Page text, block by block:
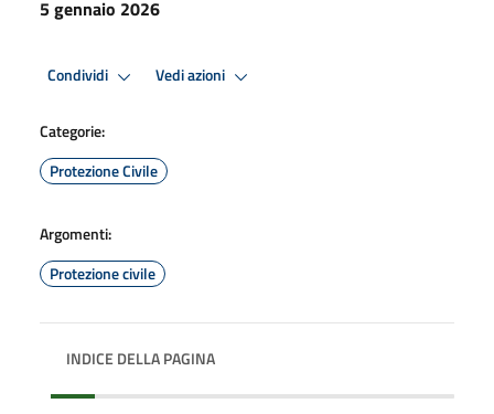
5 gennaio 2026
Condividi Vedi azioni
Categorie:
Protezione Civile
Argomenti:
Protezione civile
INDICE DELLA PAGINA